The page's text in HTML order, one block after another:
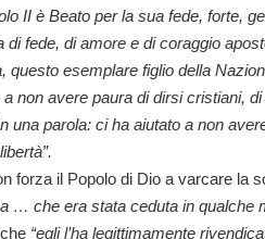
II è Beato per la sua fede, forte,
di fede, di amore e di coraggio
questo esemplare figlio della
non avere paura di dirsi cristiani,
una parola: ci ha aiutato a non
forza il Popolo di Dio a varcare la
… che era stata ceduta in qualche
“egli l’ha legittimamente